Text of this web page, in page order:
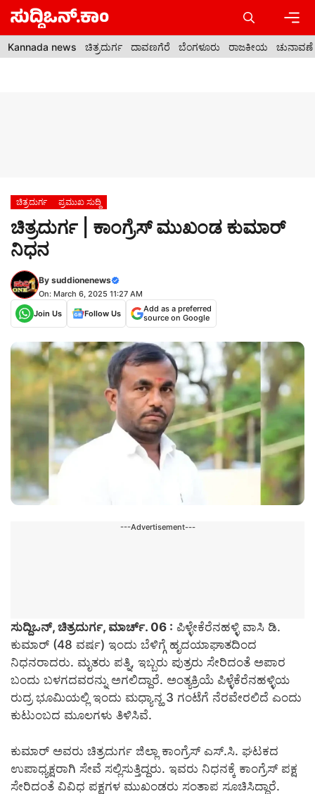
Skip
content
Kannada news ಚಿತ್ರದುರ್ಗ ದಾವಣಗೆರೆ ಬೆಂಗಳೂರು ರಾಜಕೀಯ ಚುನಾವಣೆ
ಚಿತ್ರದುರ್ಗ ಪ್ರಮುಖ ಸುದ್ದಿ
ಚಿತ್ರದುರ್ಗ | ಕಾಂಗ್ರೆಸ್ ಮುಖಂಡ ಕುಮಾರ್
ನಿಧನ
By suddionenews
On: March 6, 2025 11:27 AM
Join Us
Follow Us
Add as a preferred
source on Google
---Advertisement---
ಸುದ್ದಿಒನ್, ಚಿತ್ರದುರ್ಗ, ಮಾರ್ಚ್. 06 : ಪಿಳ್ಳೇಕೆರೆನಹಳ್ಳಿ ವಾಸಿ ಡಿ.
ಕುಮಾರ್ (48 ವರ್ಷ) ಇಂದು ಬೆಳಿಗ್ಗೆ ಹೃದಯಾಘಾತದಿಂದ
ನಿಧನರಾದರು. ಮೃತರು ಪತ್ನಿ, ಇಬ್ಬರು ಪುತ್ರರು ಸೇರಿದಂತೆ ಅಪಾರ
ಬಂದು ಬಳಗದವರನ್ನು ಅಗಲಿದ್ದಾರೆ. ಅಂತ್ಯಕ್ರಿಯೆ ಪಿಳ್ಳೆಕೆರೆನಹಳ್ಳಿಯ
ರುದ್ರ ಭೂಮಿಯಲ್ಲಿ ಇಂದು ಮಧ್ಯಾನ್ಹ 3 ಗಂಟೆಗೆ ನೆರವೇರಲಿದೆ ಎಂದು
ಕುಟುಂಬದ ಮೂಲಗಳು ತಿಳಿಸಿವೆ.
ಕುಮಾರ್ ಅವರು ಚಿತ್ರದುರ್ಗ ಜಿಲ್ಲಾ ಕಾಂಗ್ರೆಸ್ ಎಸ್.ಸಿ. ಘಟಕದ
ಉಪಾಧ್ಯಕ್ಷರಾಗಿ ಸೇವೆ ಸಲ್ಲಿಸುತ್ತಿದ್ದರು. ಇವರು ನಿಧನಕ್ಕೆ ಕಾಂಗ್ರೆಸ್ ಪಕ್ಷ
ಸೇರಿದಂತೆ ವಿವಿಧ ಪಕ್ಷಗಳ ಮುಖಂಡರು ಸಂತಾಪ ಸೂಚಿಸಿದ್ದಾರೆ.